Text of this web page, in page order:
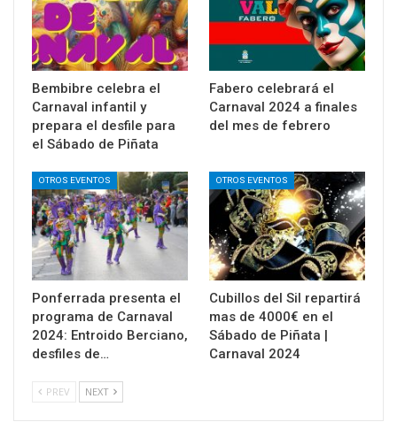
Bembibre celebra el
Carnaval infantil y
prepara el desfile para
el Sábado de Piñata
Fabero celebrará el
Carnaval 2024 a finales
del mes de febrero
OTROS EVENTOS
Ponferrada presenta el
programa de Carnaval
2024: Entroido Berciano,
desfiles de…
OTROS EVENTOS
Cubillos del Sil repartirá
mas de 4000€ en el
Sábado de Piñata |
Carnaval 2024
PREV NEXT